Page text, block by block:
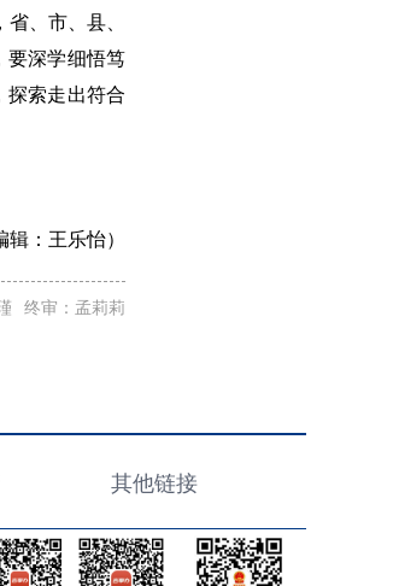
、市、县、
要深学细悟笃
探索走出符合
辑： 王乐怡）
终审：孟莉莉
其他链接